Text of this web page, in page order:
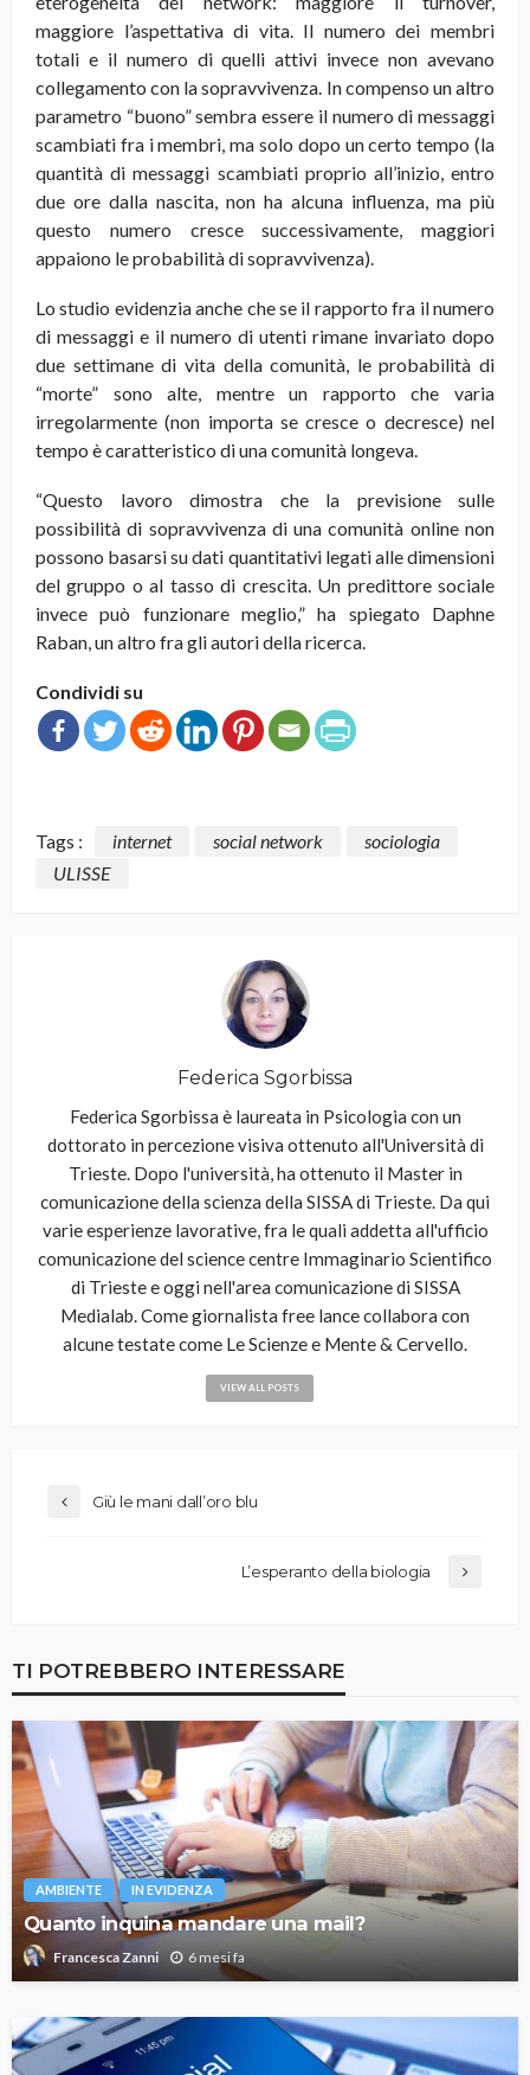
maggiore l’aspettativa di vita. Il numero dei membri
totali e il numero di quelli attivi invece non avevano
collegamento con la sopravvivenza. In compenso un altro
parametro “buono” sembra essere il numero di messaggi
scambiati fra i membri, ma solo dopo un certo tempo (la
quantità di messaggi scambiati proprio all’inizio, entro
due ore dalla nascita, non ha alcuna influenza, ma più
questo numero cresce successivamente, maggiori
appaiono le probabilità di sopravvivenza).
Lo studio evidenzia anche che se il rapporto fra il numero
di messaggi e il numero di utenti rimane invariato dopo
due settimane di vita della comunità, le probabilità di
“morte” sono alte, mentre un rapporto che varia
irregolarmente (non importa se cresce o decresce) nel
tempo è caratteristico di una comunità longeva.
“Questo lavoro dimostra che la previsione sulle
possibilità di sopravvivenza di una comunità online non
possono basarsi su dati quantitativi legati alle dimensioni
del gruppo o al tasso di crescita. Un predittore sociale
invece può funzionare meglio,” ha spiegato Daphne
Raban, un altro fra gli autori della ricerca.
Condividi su
Tags : internet social network
sociologia
ULISSE
Federica Sgorbissa
Federica Sgorbissa è laureata in Psicologia con un
dottorato in percezione visiva ottenuto all'Università di
Trieste. Dopo l'università, ha ottenuto il Master in
comunicazione della scienza della SISSA di Trieste. Da qui
varie esperienze lavorative, fra le quali addetta all'ufficio
comunicazione del science centre Immaginario Scientifico
di Trieste e oggi nell'area comunicazione di SISSA
Medialab. Come giornalista free lance collabora con
alcune testate come Le Scienze e Mente & Cervello.
VIEW ALL POSTS
Giù le mani dall’oro blu
L’esperanto della biologia
TI POTREBBERO INTERESSARE
AMBIENTE IN EVIDENZA
Quanto inquina mandare una mail?
Francesca Zanni 6 mesi fa